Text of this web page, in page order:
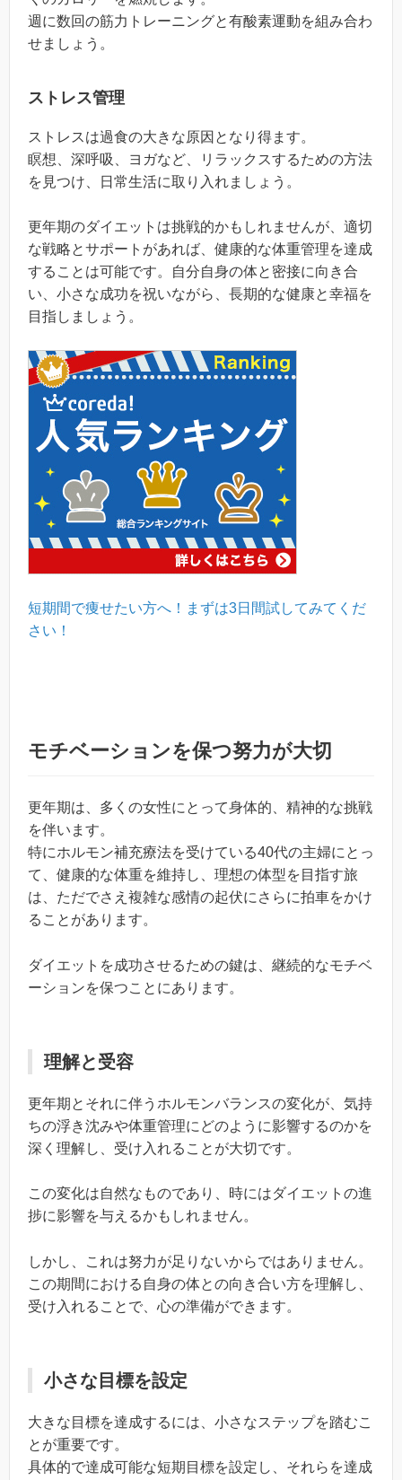
週に数回の筋力トレーニングと有酸素運動を組み合わ
せましょう。
ストレス管理
ストレスは過食の大きな原因となり得ます。
瞑想、深呼吸、ヨガなど、リラックスするための方法
を見つけ、日常生活に取り入れましょう。
更年期のダイエットは挑戦的かもしれませんが、適切
な戦略とサポートがあれば、健康的な体重管理を達成
することは可能です。自分自身の体と密接に向き合
い、小さな成功を祝いながら、長期的な健康と幸福を
目指しましょう。
短期間で痩せたい方へ！まずは3日間試してみてくだ
さい！
モチベーションを保つ努力が大切
更年期は、多くの女性にとって身体的、精神的な挑戦
を伴います。
特にホルモン補充療法を受けている40代の主婦にとっ
て、健康的な体重を維持し、理想の体型を目指す旅
は、ただでさえ複雑な感情の起伏にさらに拍車をかけ
ることがあります。
ダイエットを成功させるための鍵は、継続的なモチベ
ーションを保つことにあります。
理解と受容
更年期とそれに伴うホルモンバランスの変化が、気持
ちの浮き沈みや体重管理にどのように影響するのかを
深く理解し、受け入れることが大切です。
この変化は自然なものであり、時にはダイエットの進
捗に影響を与えるかもしれません。
しかし、これは努力が足りないからではありません。
この期間における自身の体との向き合い方を理解し、
受け入れることで、心の準備ができます。
小さな目標を設定
大きな目標を達成するには、小さなステップを踏むこ
とが重要です。
具体的で達成可能な短期目標を設定し、それらを達成